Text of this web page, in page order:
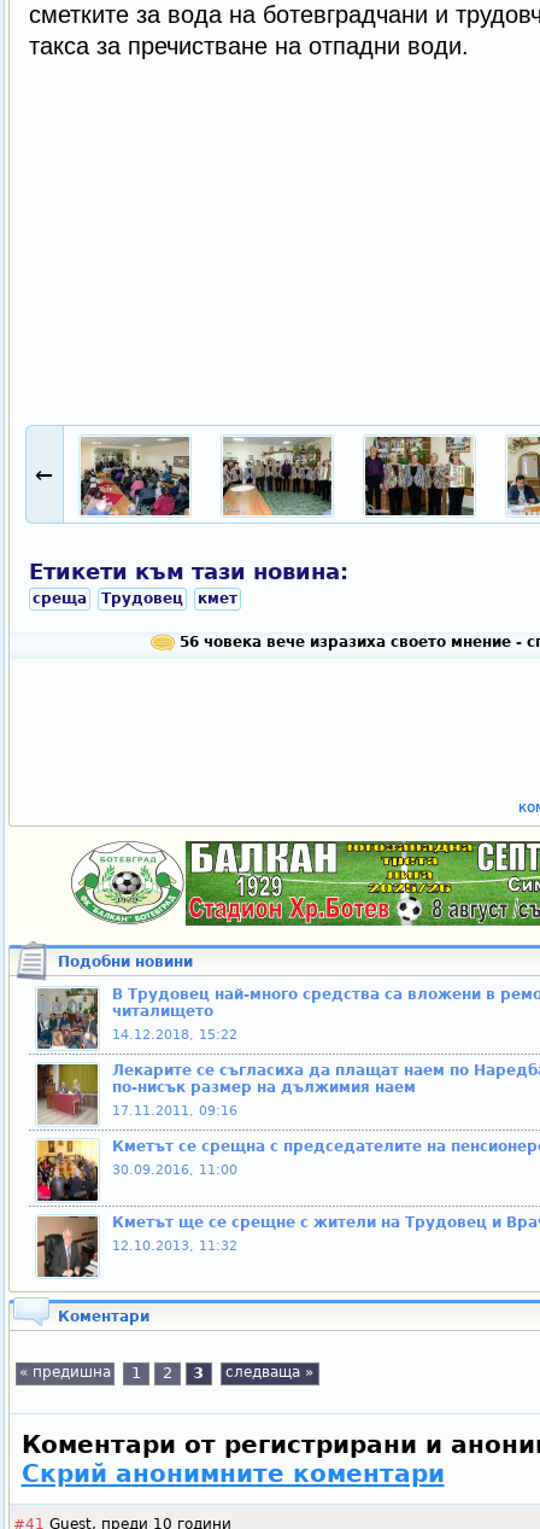
сметките за вода на ботевградчани и
такса за пречистване на отпадни води.
←
Етикети към тази новина:
среща Трудовец кмет
56 човека вече изразиха своето мнение -
Подобни новини
В Трудовец най-много средства са вложени в
читалището
14.12.2018, 15:22
Лекарите се съгласиха да плащат наем по
по-нисък размер на дължимия наем
17.11.2011, 09:16
Кметът се срещна с председателите на
30.09.2016, 11:00
Кметът ще се срещне с жители на Трудовец и
12.10.2013, 11:32
Коментари
« предишна 1 2 3 следваща »
Коментари от регистрирани и
Скрий анонимните коментари
#41 Guest, преди 10 години